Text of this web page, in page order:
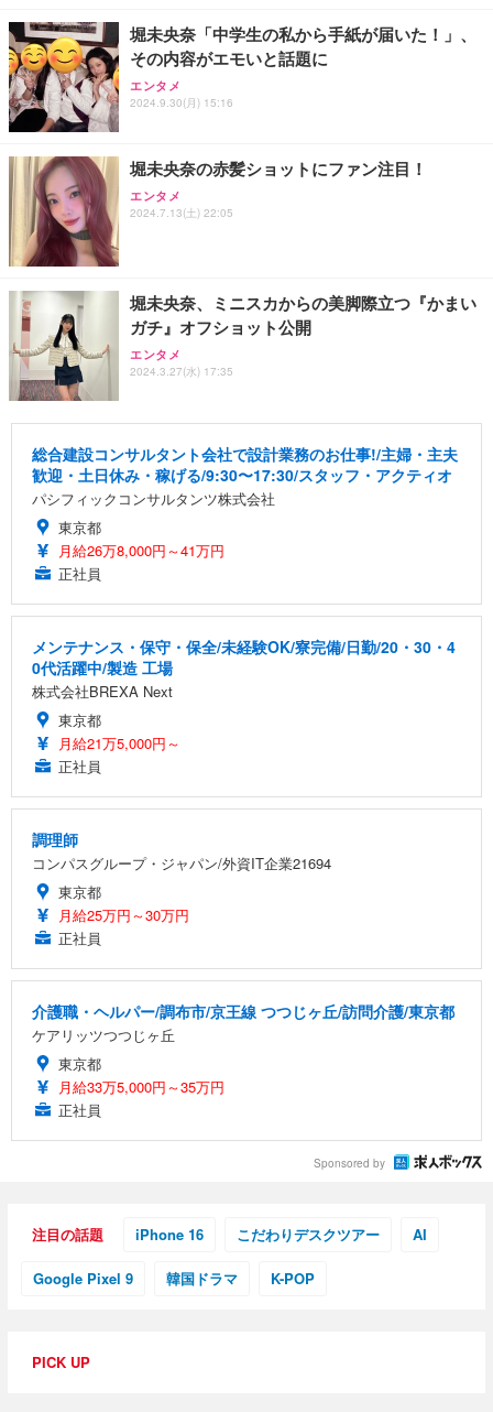
堀未央奈「中学生の私から手紙が届いた！」、
その内容がエモいと話題に
エンタメ
2024.9.30(月) 15:16
堀未央奈の赤髪ショットにファン注目！
エンタメ
2024.7.13(土) 22:05
堀未央奈、ミニスカからの美脚際立つ『かまい
ガチ』オフショット公開
エンタメ
2024.3.27(水) 17:35
総合建設コンサルタント会社で設計業務のお仕事!/主婦・主夫
歓迎・土日休み・稼げる/9:30〜17:30/スタッフ・アクティオ
パシフィックコンサルタンツ株式会社
東京都
月給26万8,000円～41万円
正社員
メンテナンス・保守・保全/未経験OK/寮完備/日勤/20・30・4
0代活躍中/製造 工場
株式会社BREXA Next
東京都
月給21万5,000円～
正社員
調理師
コンパスグループ・ジャパン/外資IT企業21694
東京都
月給25万円～30万円
正社員
介護職・ヘルパー/調布市/京王線 つつじヶ丘/訪問介護/東京都
ケアリッツつつじヶ丘
東京都
月給33万5,000円～35万円
正社員
Sponsored by
注目の話題 iPhone 16 こだわりデスクツアー AI
Google Pixel 9 韓国ドラマ K-POP
PICK UP